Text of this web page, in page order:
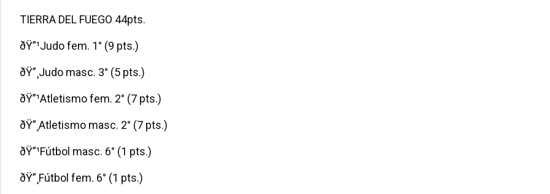
TIERRA DEL FUEGO 44pts.
ðŸ”¹Judo fem. 1° (9 pts.)
ðŸ”¸Judo masc. 3° (5 pts.)
ðŸ”¹Atletismo fem. 2° (7 pts.)
ðŸ”¸Atletismo masc. 2° (7 pts.)
ðŸ”¹Fútbol masc. 6° (1 pts.)
ðŸ”¸Fútbol fem. 6° (1 pts.)